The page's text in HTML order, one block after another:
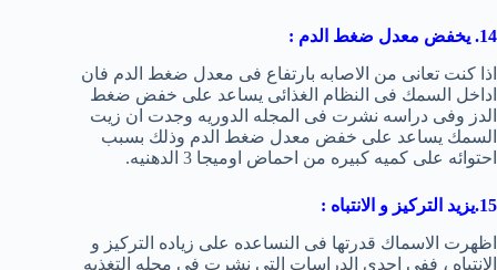
14. يخفض معدل ضغط الدم :
اذا كنت تعانى من الاصابه بارتفاع فى معدل ضغط الدم فان
اداخل السمك فى النظام الغذائى يساعد على خفض ضغط
الدز وفى دراسه نشرت فى المجله الدوريه وجدت ان زيت
السمك يساعد على خفض معدل ضغط الدم وذلك بسبب
احتوائه على كميه كبيره من احماض اوميجا 3 الدهنيه.
15.يزيد التركيز و الانتباه :
اظهرت الاسماك قدرتها فى النساعده على زياده التركيز و
الانتباه ، ففى احدى الدراسات التى نشرت فى مجله التغذيه